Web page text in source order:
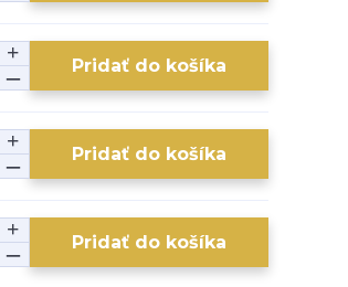
Pridať do košíka
Pridať do košíka
Pridať do košíka